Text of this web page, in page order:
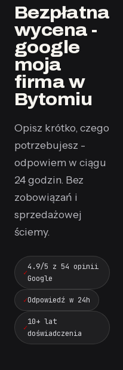
Bezpłatna
wycena -
google
moja
firma w
Bytomiu
Opisz krótko, czego
potrzebujesz -
odpowiem w ciągu
24 godzin. Bez
zobowiązań i
sprzedażowej
ściemy.
4.9/5 z 54 opinii
Google
Odpowiedź w 24h
10+ lat
doświadczenia